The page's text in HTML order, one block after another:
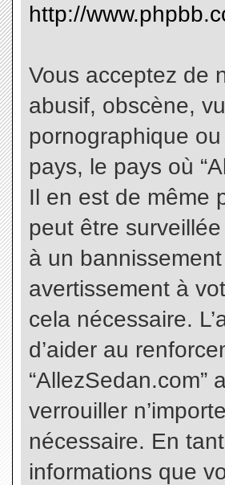
http://
Vous acceptez de
abusif, obscène,
pornographique
pays, le pays où
Il en est de même
peut être
à un
avertissement à
cela nécessaire.
d’aider au
“AllezSedan.com”
verrouiller
nécessaire. En
informations que